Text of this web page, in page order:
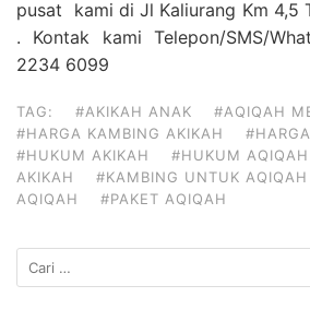
pusat kami di Jl Kaliurang Km 4,5
. Kontak kami Telepon/SMS/
2234 6099
TAG: #AKIKAH ANAK
#AQIQAH
#HARGA KAMBING AKIKAH
#HUKUM AKIKAH
#HUKUM AQIQAH
AKIKAH
#KAMBING UNTUK AQIQAH
AQIQAH
#PAKET AQIQAH
Cari
untuk: